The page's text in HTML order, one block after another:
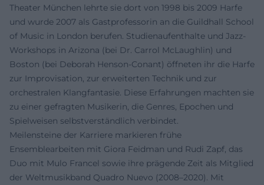
Theater München lehrte sie dort von 1998 bis 2009 Harfe
und wurde 2007 als Gastprofessorin an die Guildhall School
of Music in London berufen. Studienaufenthalte und Jazz-
Workshops in Arizona (bei Dr. Carrol McLaughlin) und
Boston (bei Deborah Henson-Conant) öffneten ihr die Harfe
zur Improvisation, zur erweiterten Technik und zur
orchestralen Klangfantasie. Diese Erfahrungen machten sie
zu einer gefragten Musikerin, die Genres, Epochen und
Spielweisen selbstverständlich verbindet.
Meilensteine der Karriere markieren frühe
Ensemblearbeiten mit Giora Feidman und Rudi Zapf, das
Duo mit Mulo Francel sowie ihre prägende Zeit als Mitglied
der Weltmusikband Quadro Nuevo (2008–2020). Mit